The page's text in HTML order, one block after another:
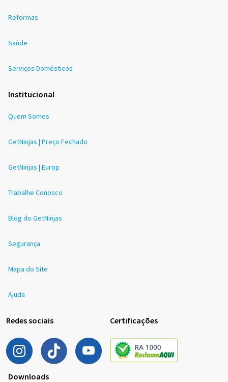
Reformas
Saúde
Serviços Domésticos
Institucional
Quem Somos
GetNinjas | Preço Fechado
GetNinjas | Europ
Trabalhe Conosco
Blog do GetNinjas
Segurança
Mapa do Site
Ajuda
Redes sociais Certificações
Downloads